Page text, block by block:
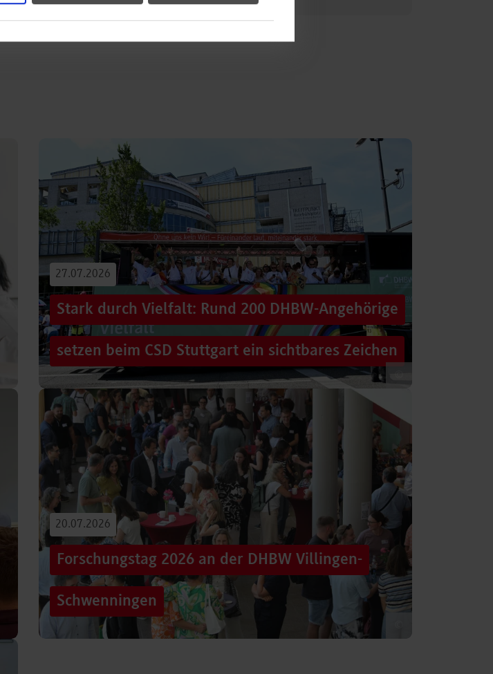
27.07.2026
Stark durch Vielfalt: Rund 200 DHBW-Angehörige
setzen beim CSD Stuttgart ein sichtbares Zeichen
Hunderttausende Menschen säumten am Samstag die Straßen der
Stuttgarter Innenstadt. Mitten im farbenfrohen Zug: ein eigener DHBW-
Truck, eine große…
Beitrag lesen
20.07.2026
Forschungstag 2026 an der DHBW Villingen-
Schwenningen
Grenzen überschreiten – und dennoch eine Verbindung schaffen, mit